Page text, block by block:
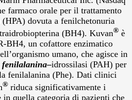
farmaco orale per il trattamento
dovuta a fenilchetonuria
(BH4). Kuvan® è
BH4, un cofattore enzimatico
umano, che agisce in
fenilalanina–idrossilasi (PAH) per
fenilalanina (Phe). Dati clinici
® riduca significativamente i
quella categoria di pazienti che